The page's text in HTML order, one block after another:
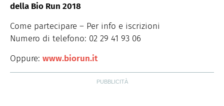
della Bio Run 2018
Come partecipare – Per info e iscrizioni
Numero di telefono: 02 29 41 93 06
Oppure: www.biorun.it